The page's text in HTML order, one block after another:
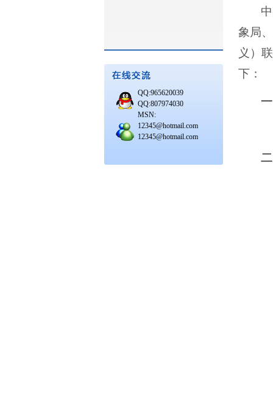
QQ:965620039
QQ:807974030
MSN:
12345@hotmail.com
12345@hotmail.com
象局
义）
下：